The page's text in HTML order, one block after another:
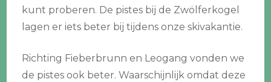
kunt proberen. De pistes bij de Zwölferkogel
lagen er iets beter bij tijdens onze skivakantie.
Richting Fieberbrunn en Leogang vonden we
de pistes ook beter. Waarschijnlijk omdat deze